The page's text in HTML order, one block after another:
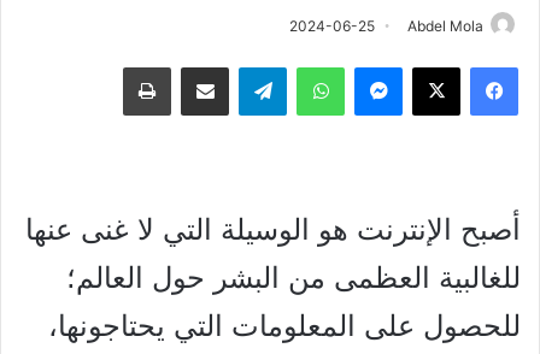
Abdel Mola
2024-06-25
فيسبوك ‫X ماسنجر واتساب تيلقرام مشاركة عبر البريد طباعة
أصبح الإنترنت هو الوسيلة التي لا غنى عنها
للغالبية العظمى من البشر حول العالم؛
للحصول على المعلومات التي يحتاجونها،